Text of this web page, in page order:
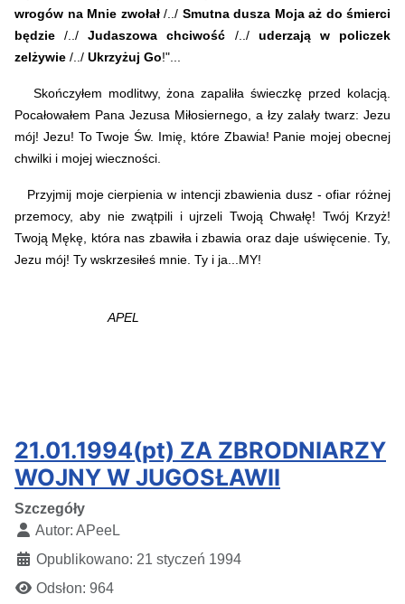
wrogów na Mnie zwołał/../ Smutna dusza Moja aż do śmierci
będzie /../Judaszowa chciwość /../ uderzają w policzek
zelżywie /../ Ukrzyżuj Go!"...
Skończyłem modlitwy, żona zapaliła świeczkę przed kolacją.
Pocałowałem Pana Jezusa Miłosiernego, a łzy zalały twarz: Jezu
mój! Jezu! To Twoje Św. Imię, które Zbawia! Panie mojej obecnej
chwilki i mojej wieczności.
Przyjmij moje cierpienia w intencji zbawienia dusz - ofiar różnej
przemocy, aby nie zwątpili i ujrzeli Twoją Chwałę! Twój Krzyż!
Twoją Mękę, która nas zbawiła i zbawia oraz daje uświęcenie. Ty,
Jezu mój! Ty wskrzesiłeś mnie. Ty i ja...MY!
APEL
21.01.1994(pt) ZA ZBRODNIARZY
WOJNY W JUGOSŁAWII
Szczegóły
Autor: APeeL
Opublikowano: 21 styczeń 1994
Odsłon: 964